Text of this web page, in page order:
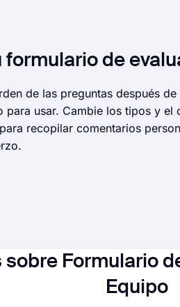
formulario de
de las preguntas después
para usar. Cambie los tipos y
recopilar comentarios
Formulario
Equipo